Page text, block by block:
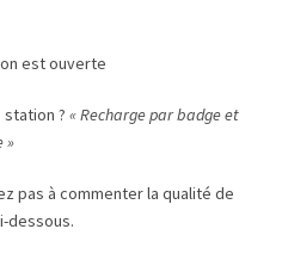
est ouverte
? « Recharge par badge et
»
pas à commenter la qualité de
dessous.